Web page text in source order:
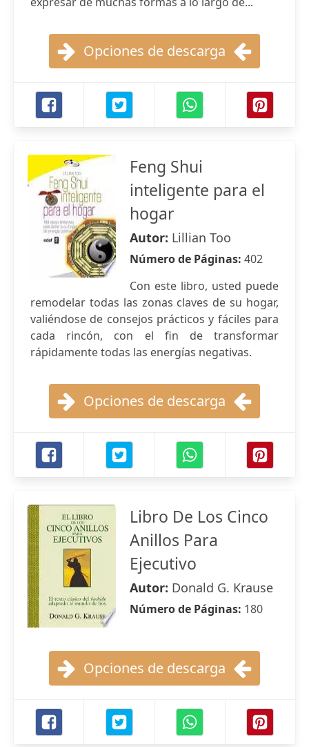
Opciones de descarga
Feng Shui
inteligente para el
hogar
Autor: Lillian Too
Número de Páginas: 402
Con este libro, usted puede
remodelar todas las zonas claves de su hogar,
valiéndose de consejos prácticos y fáciles para
cada rincón, con el fin de transformar
rápidamente todas las energías negativas.
Opciones de descarga
Libro De Los Cinco
Anillos Para
Ejecutivo
Autor: Donald G. Krause
Número de Páginas: 180
Opciones de descarga